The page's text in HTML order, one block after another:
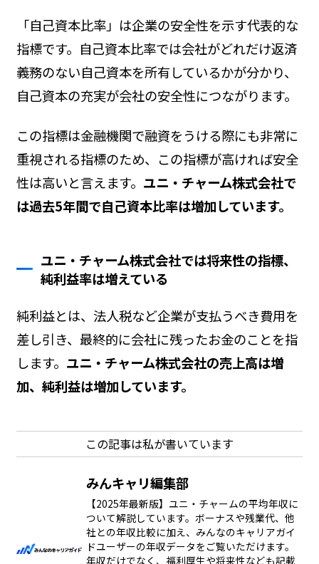
「自己資本比率」は企業の安全性を示す代表的な
指標です。自己資本比率では会社がどれだけ返済
義務のない自己資本を所有しているかが分かり、
自己資本の充実が会社の安全性につながります。
この指標は金融機関で融資をうける際にも非常に
重視される指標のため、この指標が高ければ安全
性は高いと言えます。 ユニ・チャーム株式会社で
は過去5年間で自己資本比率は増加しています。
ユニ・チャーム株式会社では将来性の指標、
純利益率は増えている
純利益とは、法人税など企業が支払うべき費用を
差し引き、最終的に会社に残ったお金のことを指
します。 ユニ・チャーム株式会社の売上高は増
加、純利益は増加しています。
この記事は私が書いています
みんキャリ編集部
【2025年最新版】ユニ・チャームの平均年収に
ついて解説しています。ボーナスや残業代、他
社との年収比較に加え、みんなのキャリアガイ
ドユーザーの年収データをご覧いただけます。
年収だけでなく、福利厚生や将来性なども記載